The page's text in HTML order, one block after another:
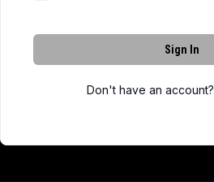
Sign In
Don't have an account?